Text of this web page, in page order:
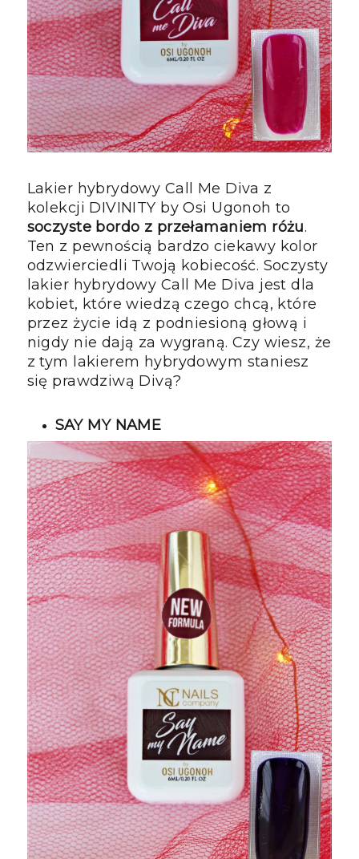
Lakier hybrydowy Call Me Diva z
kolekcji DIVINITY by Osi Ugonoh to
soczyste bordo z przełamaniem różu.
Ten z pewnością bardzo ciekawy kolor
odzwierciedli Twoją kobiecość. Soczysty
lakier hybrydowy Call Me Diva jest dla
kobiet, które wiedzą czego chcą, które
przez życie idą z podniesioną głową i
nigdy nie dają za wygraną. Czy wiesz, że
z tym lakierem hybrydowym staniesz
się prawdziwą Divą?
SAY MY NAME